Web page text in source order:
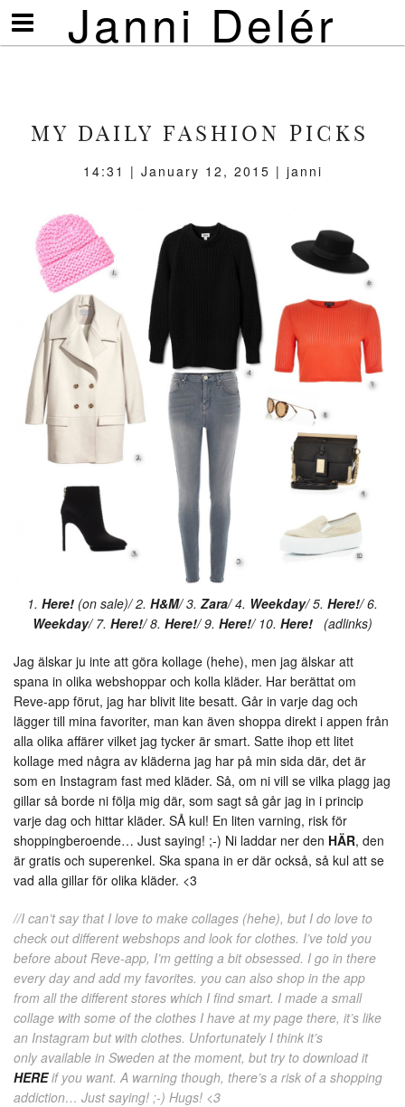
Janni Delér
Visa/göm
meny
MY DAILY FASHION PICKS
14:31 | January 12, 2015 | janni
1. Here! (on sale)/ 2. H&M/ 3. Zara/ 4. Weekday/ 5. Here!/ 6.
Weekday/ 7. Here!/ 8. Here!/ 9. Here!/ 10. Here! (adlinks)
Jag älskar ju inte att göra kollage (hehe), men jag älskar att
spana in olika webshoppar och kolla kläder. Har berättat om
Reve-app förut, jag har blivit lite besatt. Går in varje dag och
lägger till mina favoriter, man kan även shoppa direkt i appen från
alla olika affärer vilket jag tycker är smart. Satte ihop ett litet
kollage med några av kläderna jag har på min sida där, det är
som en Instagram fast med kläder. Så, om ni vill se vilka plagg jag
gillar så borde ni följa mig där, som sagt så går jag in i princip
varje dag och hittar kläder. SÅ kul! En liten varning, risk för
shoppingberoende… Just saying! ;-) Ni laddar ner den HÄR, den
är gratis och superenkel. Ska spana in er där också, så kul att se
vad alla gillar för olika kläder. <3
//I can’t say that I love to make collages (hehe), but I do love to
check out different webshops and look for clothes. I’ve told you
before about Reve-app, I’m getting a bit obsessed. I go in there
every day and add my favorites. you can also shop in the app
from all the different stores which I find smart. I made a small
collage with some of the clothes I have at my page there, it’s like
an Instagram but with clothes. Unfortunately I think it’s
only available in Sweden at the moment, but try to download it
HEREif you want. A warning though, there’s a risk of a shopping
addiction… Just saying! ;-) Hugs! <3